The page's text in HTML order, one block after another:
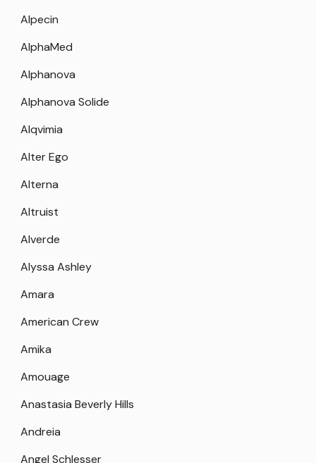
Alpecin
AlphaMed
Alphanova
Alphanova Solide
Alqvimia
Alter Ego
Alterna
Altruist
Alverde
Alyssa Ashley
Amara
American Crew
Amika
Amouage
Anastasia Beverly Hills
Andreia
Angel Schlesser